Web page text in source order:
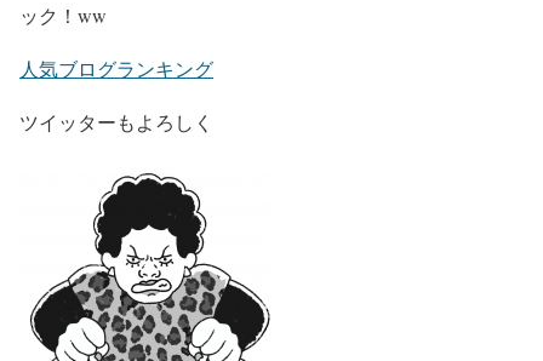
ック！ww
人気ブログランキング
ツイッターもよろしく